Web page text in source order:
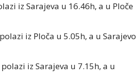
iz Sarajeva u 16.46h, a u Ploče
iz Ploča u 5.05h, a u Sarajevo
iz Sarajeva u 7.15h, a u